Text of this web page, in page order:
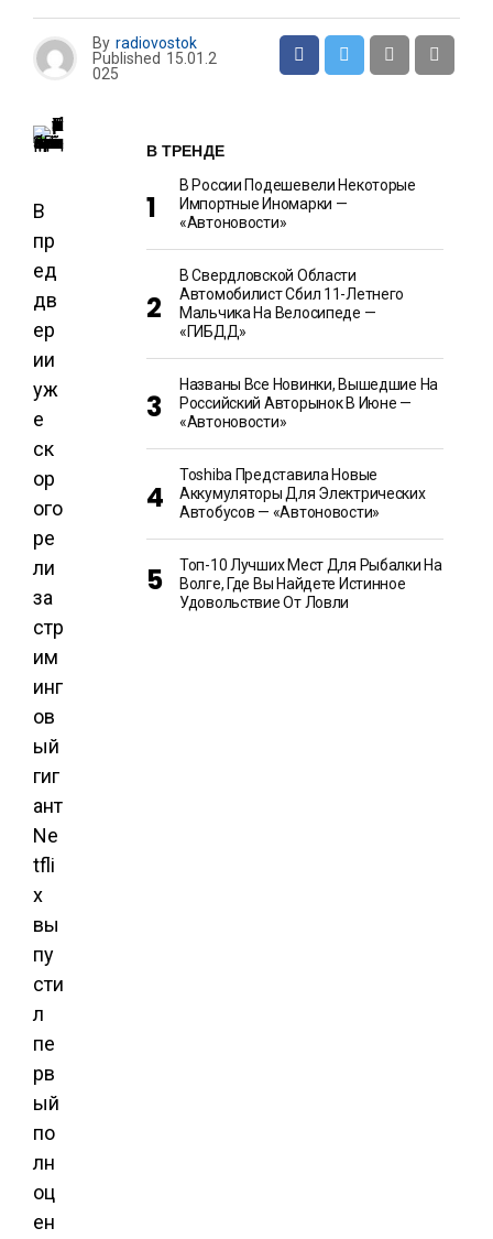
By radiovostok
Published 15.01.2
025
В
пр
ед
дв
ер
ии
уж
е
ск
ор
ого
ре
ли
за
стр
им
инг
ов
ый
гиг
ант
Ne
tfli
x
вы
пу
сти
л
пе
рв
ый
по
лн
оц
ен
В ТРЕНДЕ
В России Подешевели Некоторые
Импортные Иномарки —
«Автоновости»
В Свердловской Области
Автомобилист Сбил 11-Летнего
Мальчика На Велосипеде —
«ГИБДД»
Названы Все Новинки, Вышедшие На
Российский Авторынок В Июне —
«Автоновости»
Toshiba Представила Новые
Аккумуляторы Для Электрических
Автобусов — «Автоновости»
Топ-10 Лучших Мест Для Рыбалки На
Волге, Где Вы Найдете Истинное
Удовольствие От Ловли